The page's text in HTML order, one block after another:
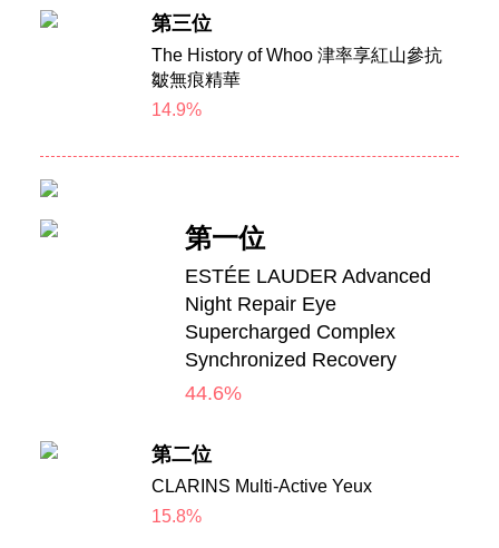
第三位
The History of Whoo 津率享紅山參抗
皺無痕精華
14.9%
第一位
ESTÉE LAUDER Advanced
Night Repair Eye
Supercharged Complex
Synchronized Recovery
44.6%
第二位
CLARINS Multi-Active Yeux
15.8%